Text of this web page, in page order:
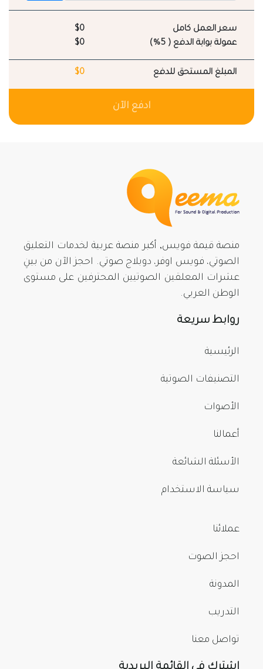
سعر العمل كامل
$0
عمولة بوابة الدفع ( 5%)
$0
المبلغ المستحق للدفع $0
ادفع الآن
منصة قيمة فويس, أكبر منصة عربية لخدمات التعليق
الصوتي، فويس اوفر، دوبلاج صوتي. احجز الآن من بينِ
عشرات المعلقين الصوتيين المحترفين على مستوى
الوطن العربي.
روابط سريعة
الرئيسية
التصنيفات الصوتية
الأصوات
أعمالنا
الأسئلة الشائعة
سياسة الاستخدام
عملائنا
احجز الصوت
المدونة
التدريب
تواصل معنا